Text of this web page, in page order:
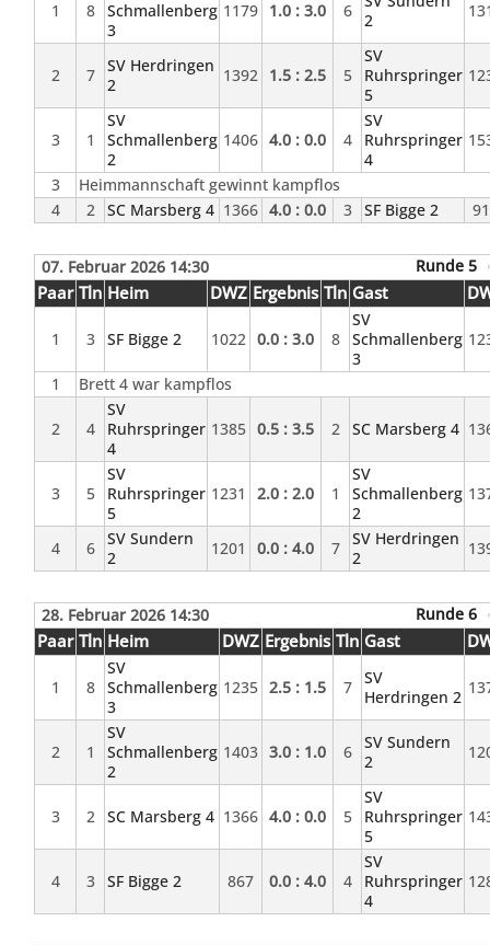
1 8 Schmallenberg
3
1179 1.0 : 3.0 6 2
2 7 SV Herdringen
2
1392 1.5 : 2.5 5
SV
Ruhrspringer
5
3 1
SV
Schmallenberg
2
1406 4.0 : 0.0 4
SV
Ruhrspringer
4
3
Heimmannschaft gewinnt kampflos
4
2 SC Marsberg 4 1366 4.0 : 0.0 3 SF Bigge 2
07. Februar 2026 14:30 Runde 5
Paar Tln Heim DWZ Ergebnis Tln Gast
1 3 SF Bigge 2 1022 0.0 : 3.0 8
SV
Schmallenberg
3
1 Brett 4 war kampflos
2 4
SV
Ruhrspringer
4
1385 0.5 : 3.5 2 SC Marsberg 4
3 5
SV
Ruhrspringer
5
1231 2.0 : 2.0 1
SV
Schmallenberg
2
4 6 SV Sundern
2
1201 0.0 : 4.0 7 SV Herdringen
2
28. Februar 2026 14:30 Runde 6
Paar Tln Heim DWZ Ergebnis Tln Gast
1 8
SV
Schmallenberg
3
1235 2.5 : 1.5 7 SV
Herdringen 2
2 1
SV
Schmallenberg
2
1403 3.0 : 1.0 6 SV Sundern
2
3 2 SC Marsberg 4 1366 4.0 : 0.0 5
SV
Ruhrspringer
5
4 3 SF Bigge 2 867 0.0 : 4.0 4
SV
Ruhrspringer
4